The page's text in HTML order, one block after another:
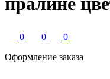
0 0
0
Оформление заказа